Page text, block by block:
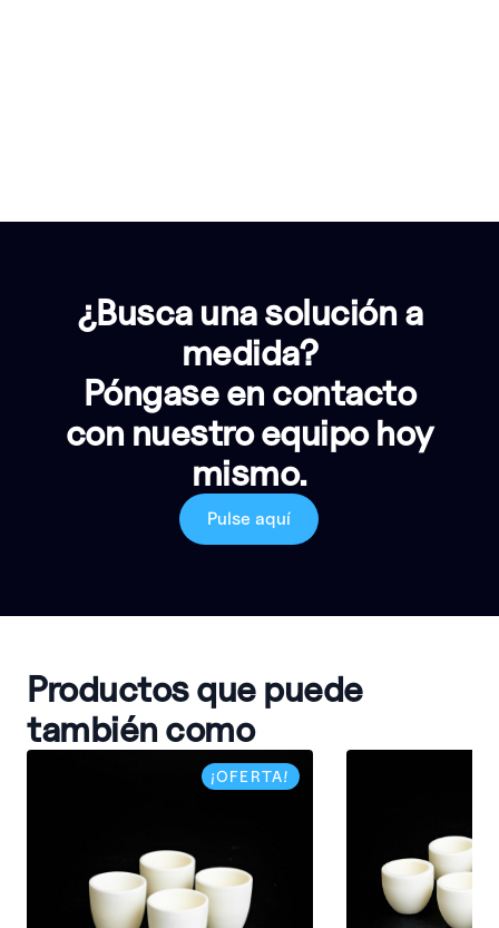
¿Busca una solución a
medida?
Póngase en contacto
con nuestro equipo hoy
mismo.
Pulse aquí
Productos que puede
también como
¡OFERTA!